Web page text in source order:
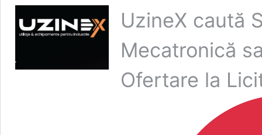
UzineX caută
Mecatronică
Ofertare la